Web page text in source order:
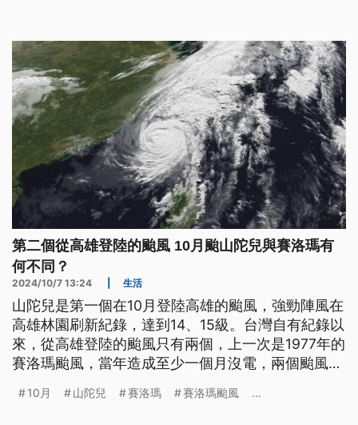
第二個從高雄登陸的颱風 10月颱山陀兒與賽洛瑪有
何不同？
2024/10/7 13:24 生活
山陀兒是第一個在10月登陸高雄的颱風，強勁陣風在
高雄林園刷新紀錄，達到14、15級。台灣自有紀錄以
來，從高雄登陸的颱風只有兩個，上一次是1977年的
賽洛瑪颱風，當年造成至少一個月沒電，兩個颱風有
10月 山陀兒 賽洛瑪 賽洛瑪颱風 ...